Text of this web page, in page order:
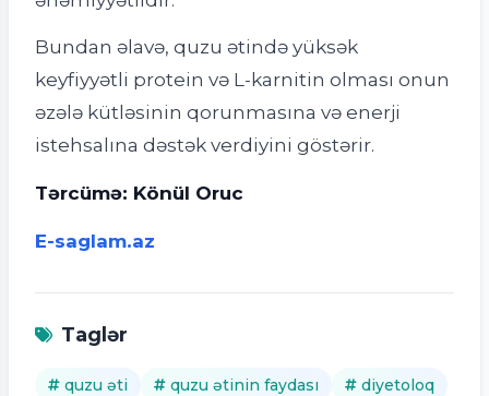
Bundan əlavə, quzu ətində yüksək
keyfiyyətli protein və L-karnitin olması onun
əzələ kütləsinin qorunmasına və enerji
istehsalına dəstək verdiyini göstərir.
Tərcümə: Könül Oruc
E-saglam.az
Taglər
quzu əti quzu ətinin faydası diyetoloq